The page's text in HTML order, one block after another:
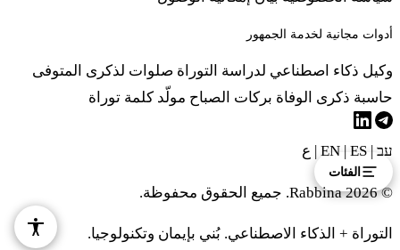
الفئات
לְאֵלוֹן מִשְׁפַּחַת הָאֵלֹנִי לְיַחְלְאֵל מִשְׁפַּחַת
הַיַּחְלְאֵלִי׃
لِإيلون مِشْباحات هاإيلوني لِيَحْلِئيل مِشْباحات هَيَّحْلِئيلي
כז
אֵלֶּה מִשְׁפְּחֹת הַזְּבוּלֹנִי לִפְקֻדֵיהֶם שִׁשִּׁים אֶלֶף
וַחֲמֵשׁ מֵאוֹת׃
أدوات مجانية لخدمة الجمهور
وكيل ذكاء اصطناعي لدراسة التوراة صلوات لذكرى المتوفى
حاسبة ذكرى الوفاة بركات الصباح مولّد كلمة توراة
עב |
| ES
| ع
© 2026 Rabbina. جميع الحقوق محفوظة.
التوراة + الذكاء الاصطناعي. بُني بإيمان وتكنولوجيا.